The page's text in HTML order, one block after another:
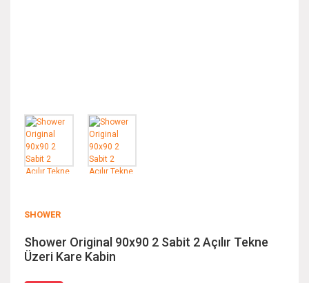
SHOWER
Shower Original 90x90 2 Sabit 2 Açılır Tekne
Üzeri Kare Kabin